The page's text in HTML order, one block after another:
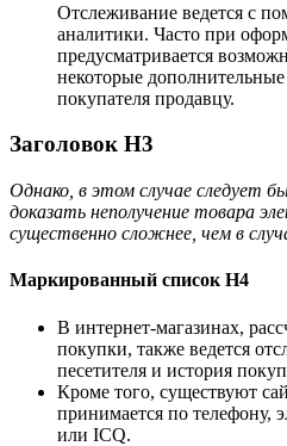
Отслеживание ведется с
аналитики. Часто при
предусматривается
некоторые
покупателя продавцу.
Заголовок H3
Однако, в этом случае следует
доказать неполучение товара
существенно сложнее, чем в
Маркированный список H4
В интернет-магазинах,
покупки, также ведется
песетителя и история
Кроме того, существуют
принимается по телефону,
или ICQ.